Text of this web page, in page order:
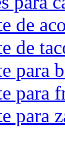
de
de
para
para
para